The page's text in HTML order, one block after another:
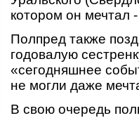
котором он мечтал
Полпред также
годовалую
«сегодняшнее
не могли даже
В свою очередь